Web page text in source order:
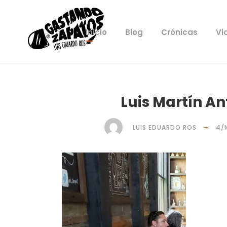
Inicio Blog Crónicas
Luis Martín
LUIS EDUARDO ROS 4/